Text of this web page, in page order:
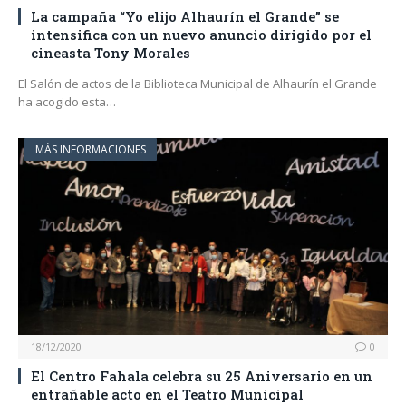
La campaña “Yo elijo Alhaurín el Grande” se
intensifica con un nuevo anuncio dirigido por el
cineasta Tony Morales
El Salón de actos de la Biblioteca Municipal de Alhaurín el Grande
ha acogido esta…
MÁS INFORMACIONES
18/12/2020 0
El Centro Fahala celebra su 25 Aniversario en un
entrañable acto en el Teatro Municipal